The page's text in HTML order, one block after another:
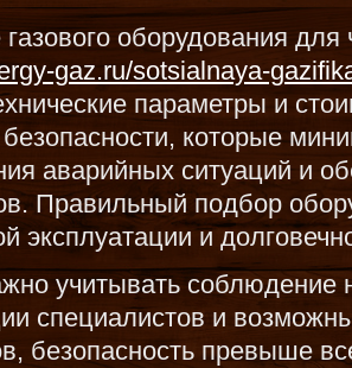
оборудования для
gaz.ru/sotsialnaya-
параметры и
которые
аварийных ситуаций и
Правильный подбор
эксплуатации и
учитывать соблюдение
специалистов и
безопасность превыше